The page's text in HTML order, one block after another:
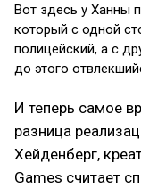
Вот здесь у Ханны
который с одной
полицейский, а с
до этого
И теперь самое
разница
Хейденберг,
Games считает